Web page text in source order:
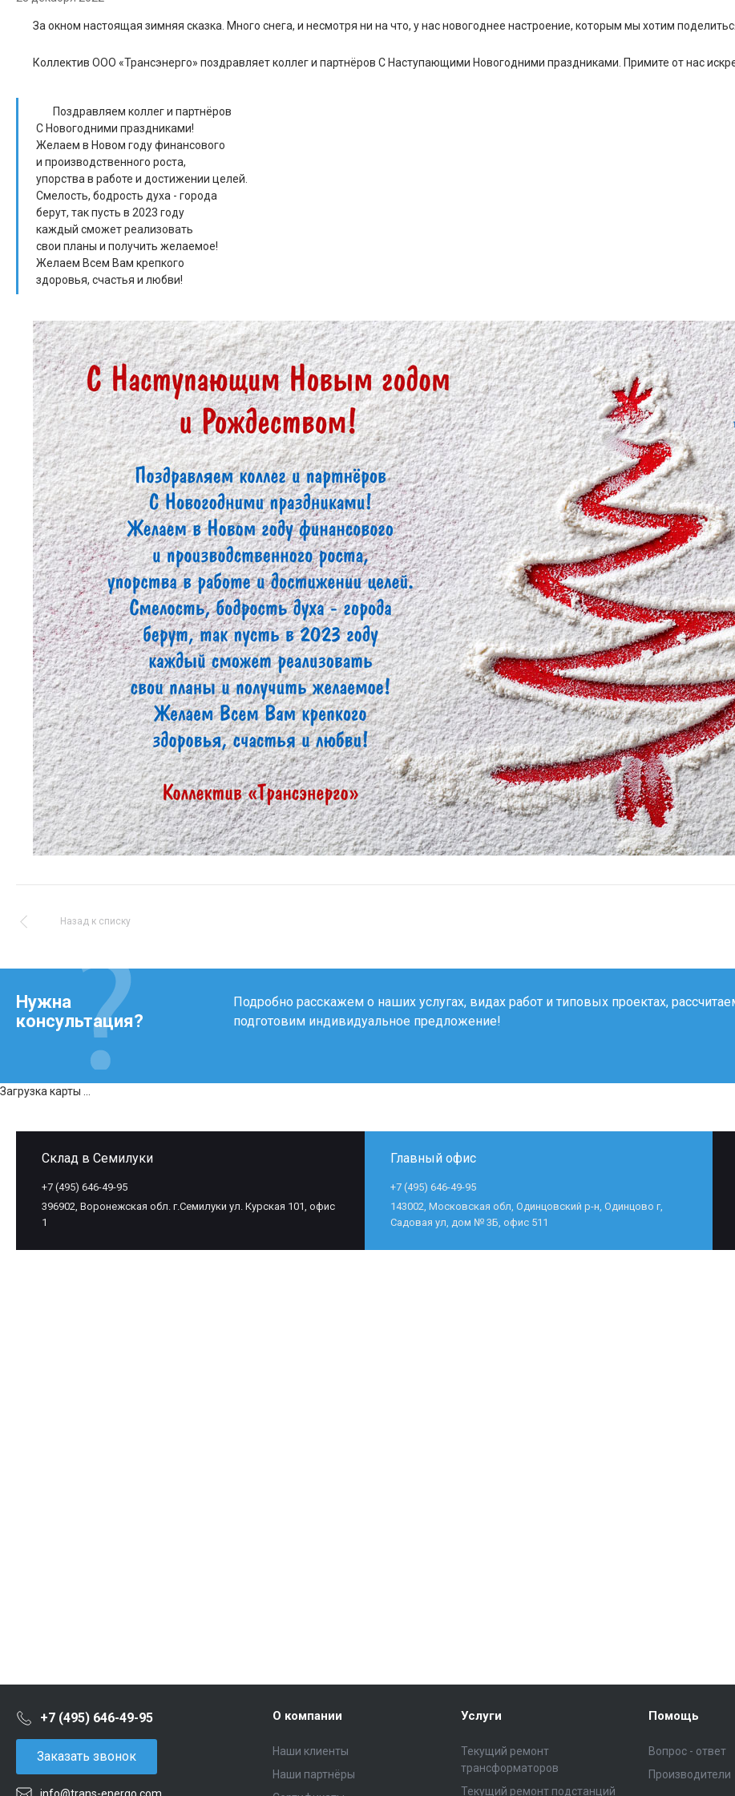
За окном настоящая зимняя сказка. Много снега, и несмотря ни на что, у нас новогоднее настроение, которым мы хотим
Коллектив ООО «Трансэнерго» поздравляет коллег и партнёров С Наступающими Новогодними праздниками. Примите от нас
Поздравляем коллег и партнёров
С Новогодними праздниками!
Желаем в Новом году финансового
и производственного роста,
упорства в работе и достижении целей.
Смелость, бодрость духа - города
берут, так пусть в 2023 году
каждый сможет реализовать
свои планы и получить желаемое!
Желаем Всем Вам крепкого
здоровья, счастья и любви!
Назад к списку
Нужна
консультация?
Подробно расскажем о наших услугах, видах работ и типовых проектах,
подготовим индивидуальное предложение!
Склад в Семилуки
+7 (495) 646-49-95
396902, Воронежская обл. г.Семилуки ул. Курская 101, офис
1
Главный офис
+7 (495) 646-49-95
143002, Московская обл, Одинцовский р-н, Одинцово г,
Садовая ул, дом № 3Б, офис 511
Загрузка карты ...
+7 (495) 646-49-95
Заказать звонок
info@trans-energo.com
О компании
Наши клиенты
Наши партнёры
Услуги
Текущий ремонт
трансформаторов
Текущий ремонт подстанций
Помощь
Вопрос - ответ
Производители